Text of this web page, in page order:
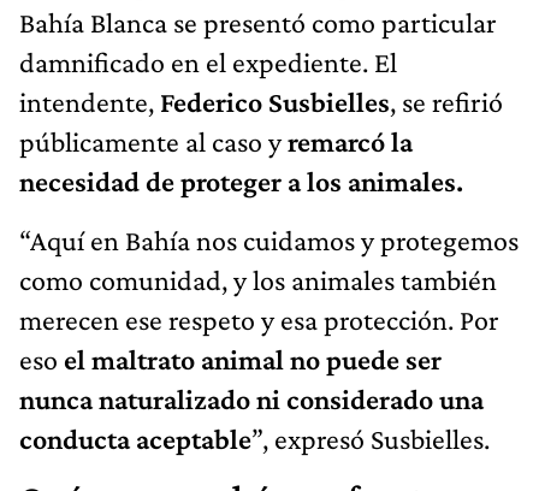
Bahía Blanca se presentó como particular
damnificado en el expediente. El
intendente, Federico Susbielles, se refirió
públicamente al caso yremarcó la
necesidad de proteger a los animales.
“Aquí en Bahía nos cuidamos y protegemos
como comunidad, y los animales también
merecen ese respeto y esa protección. Por
eso el maltrato animal no puede ser
nunca naturalizado ni considerado una
conducta aceptable”, expresó Susbielles.